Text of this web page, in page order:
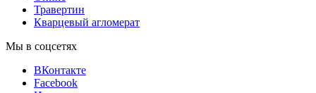
Травертин
Кварцевый агломерат
Мы в соцсетях
ВКонтакте
Facebook